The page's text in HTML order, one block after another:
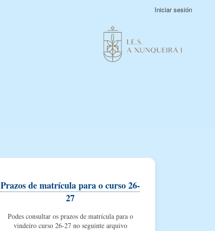
Iniciar sesión
Prazos de matrícula para o curso 26-
27
Podes consultar os prazos de matrícula para o
vindeiro curso 26-27 no seguinte arquivo